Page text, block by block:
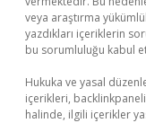
veya araştırma
yazdıkları içeriklerin
bu sorumluluğu kabul
Hukuka ve yasal
içerikleri,
halinde, ilgili içerikler